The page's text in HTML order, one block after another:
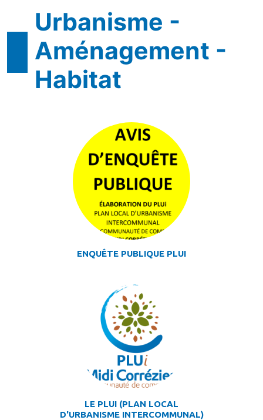
Urbanisme -
Aménagement -
Habitat
ENQUÊTE PUBLIQUE PLUI
LE PLUI (PLAN LOCAL
D'URBANISME INTERCOMMUNAL)